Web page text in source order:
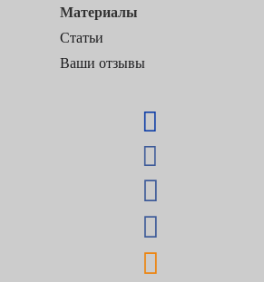
Материалы
Статьи
Ваши отзывы